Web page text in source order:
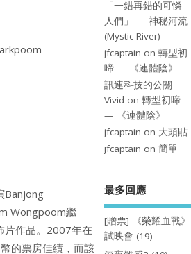
Banjong
Wongpoom繼
片作品。2007年在
的票房佳績，而該
「一錯再錯的可憐
人們」 — 神秘河流
(Mystic River)
jfcaptain on 轉型初
啼 — 《連體陰》
訊連科技的公關
Vivid on 轉型初啼
— 《連體陰》
jfcaptain on 大頭貼
jfcaptain on 簡單
最多回應
[贈票] 《榮耀血戰》
試映會 (19)